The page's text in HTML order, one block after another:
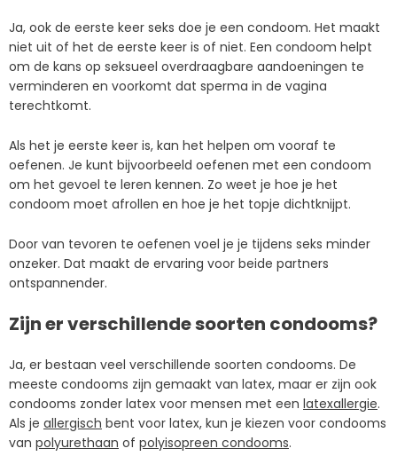
Ja, ook de eerste keer seks doe je een condoom. Het maakt
niet uit of het de eerste keer is of niet. Een condoom helpt
om de kans op seksueel overdraagbare aandoeningen te
verminderen en voorkomt dat sperma in de vagina
terechtkomt.
Als het je eerste keer is, kan het helpen om vooraf te
oefenen. Je kunt bijvoorbeeld oefenen met een condoom
om het gevoel te leren kennen. Zo weet je hoe je het
condoom moet afrollen en hoe je het topje dichtknijpt.
Door van tevoren te oefenen voel je je tijdens seks minder
onzeker. Dat maakt de ervaring voor beide partners
ontspannender.
Zijn er verschillende soorten condooms?
Ja, er bestaan veel verschillende soorten condooms. De
meeste condooms zijn gemaakt van latex, maar er zijn ook
condooms zonder latex voor mensen met een latexallergie.
Als je allergisch bent voor latex, kun je kiezen voor condooms
van polyurethaan of polyisopreen condooms.